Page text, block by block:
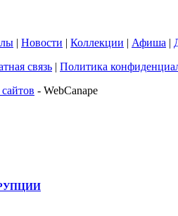
| Новости | Коллекции | Афиша |
связь | Политика
- WebCanape